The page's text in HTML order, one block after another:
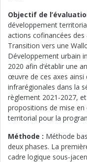
Objectif de
développement
actions cofinancées
Transition vers une
Développement urbain
2020 afin d’établir une
œuvre de ces axes ainsi
infrarégionales dans la
règlement 2021-2027,
propositions de mise
territorial pour la
Méthode : Méthode
deux phases. La
cadre logique sous-